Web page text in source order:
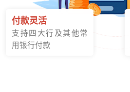
付款灵活
支持四大行及其他常
用银行付款